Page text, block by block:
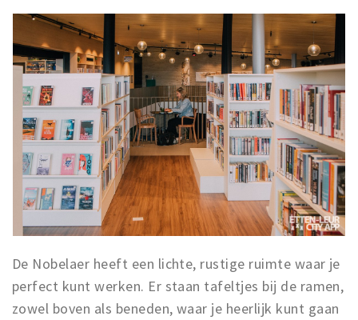
Draai aan het rad!
VRIJE TIJD
Nieuws
Agenda
Bezienswaardigheden
Musea, theaters & podia
Uitjes & activiteiten
Studentenroutes
Natuurgebieden
Party pics
Eten
De Nobelaer heeft een lichte, rustige ruimte waar je
perfect kunt werken. Er staan tafeltjes bij de ramen,
zowel boven als beneden, waar je heerlijk kunt gaan